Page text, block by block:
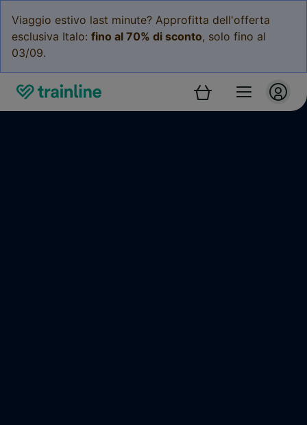
Viaggio estivo last minute? Approfitta dell'offerta
esclusiva Italo: fino al 70% di sconto, solo fino al
03/09.